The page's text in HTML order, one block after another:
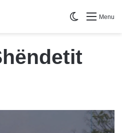
Menu
Switch skin